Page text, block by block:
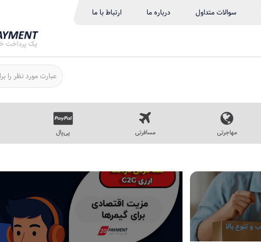
سوالات متداول درباره ما ارتباط با ما
مهاجرتی مسافرتی پی‌پال